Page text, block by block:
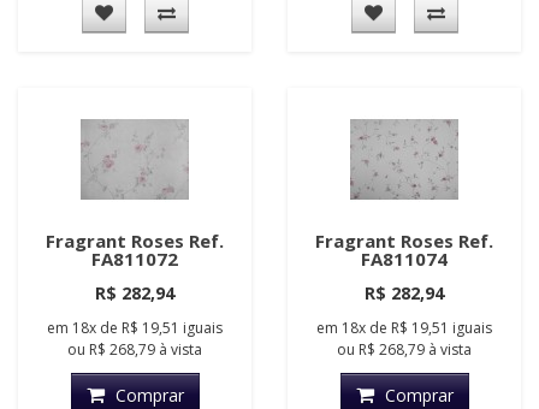
Fragrant Roses Ref.
FA811072
R$ 282,94
em 18x de R$ 19,51 iguais
ou R$ 268,79 à vista
Comprar
Fragrant Roses Ref.
FA811074
R$ 282,94
em 18x de R$ 19,51 iguais
ou R$ 268,79 à vista
Comprar